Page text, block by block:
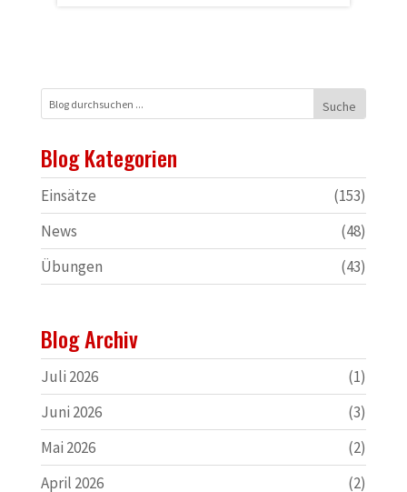
Blog Kategorien
Einsätze
(153)
News
(48)
Übungen
(43)
Blog Archiv
Juli 2026
(1)
Juni 2026
(3)
Mai 2026
(2)
April 2026
(2)